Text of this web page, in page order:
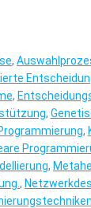
,
,
,
,
,
,